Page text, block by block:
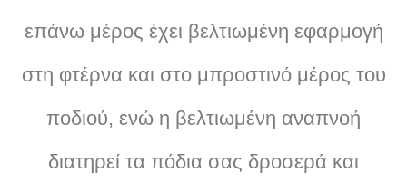
επάνω μέρος έχει βελτιωμένη εφαρμογή
στη φτέρνα και στο μπροστινό μέρος του
ποδιού, ενώ η βελτιωμένη αναπνοή
διατηρεί τα πόδια σας δροσερά και